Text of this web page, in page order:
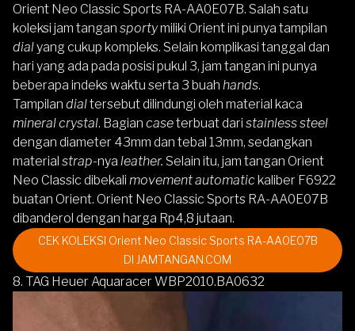
Orient Neo Classic Sports RA-AA0E07B. Salah satu
koleksi jam tangan sportymiliki Orient ini punya tampilan
dialyang cukup kompleks. Selain komplikasi tanggal dan
hari yang ada pada posisi pukul 3, jam tangan ini punya
beberapa indeks waktu serta 3 buah hands.
Tampilan dialtersebut dilindungi oleh material kaca
mineral crystal. Bagian caseterbuat dari stainless steel
dengan diameter 43mm dan tebal 13mm, sedangkan
material strap-nya leather. Selain itu, jam tangan Orient
Neo Classic dibekali movement automatic kaliber F6922
buatan Orient. Orient Neo Classic Sports RA-AA0E07B
dibanderol dengan harga Rp4,8 jutaan.
CEK KOLEKSI Orient Neo Classic Sports RA-AA0E07B
DI JAMTANGAN.COM
8. TAG Heuer Aquaracer WBP2010.BA0632